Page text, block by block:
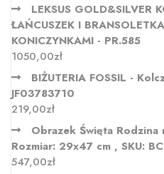
LEKSUS GOLD&SILVER
ŁAŃCUSZEK I
KONICZYNKAMI - PR.585
1050,00zł
BIŻUTERIA FOSSIL -
JF03783710
219,00zł
Obrazek Święta Rodzina
Rozmiar: 29x47 cm , SKU:
547,00zł